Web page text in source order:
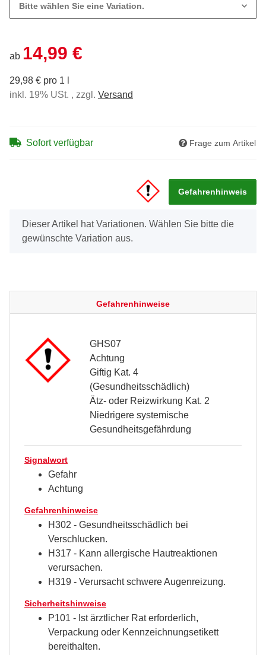
Bitte wählen Sie eine Variation.
ab 14,99 €
29,98 € pro 1 l
inkl. 19% USt. , zzgl. Versand
Sofort verfügbar Frage zum Artikel
Gefahrenhinweis
xDieser Artikel hat Variationen. Wählen Sie bitte die
gewünschte Variation aus.
Gefahrenhinweise
GHS07
Achtung
Giftig Kat. 4
(Gesundheitsschädlich)
Ätz- oder Reizwirkung Kat. 2
Niedrigere systemische
Gesundheitsgefährdung
Signalwort
Gefahr
Achtung
Gefahrenhinweise
H302 - Gesundheitsschädlich bei
Verschlucken.
H317 - Kann allergische Hautreaktionen
verursachen.
H319 - Verursacht schwere Augenreizung.
Sicherheitshinweise
P101 - Ist ärztlicher Rat erforderlich,
Verpackung oder Kennzeichnungsetikett
bereithalten.